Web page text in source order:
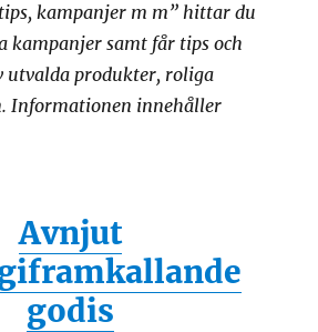
kampanjer m m” hittar du
kampanjer samt får tips och
utvalda produkter, roliga
Informationen innehåller
Avnjut
godis